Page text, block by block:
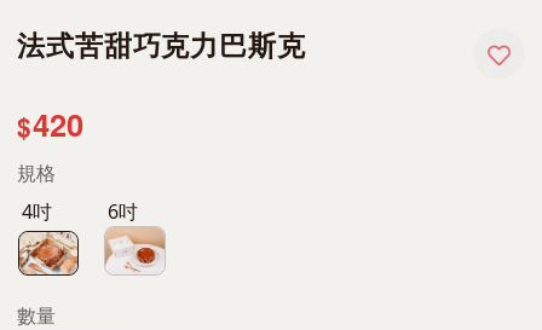
法式苦甜巧克力巴斯克
$420
規格
4吋
6吋
數量